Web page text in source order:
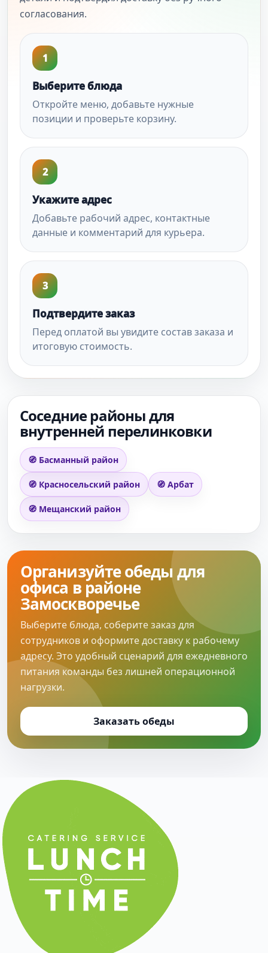
согласования.
1
Выберите блюда
Откройте меню, добавьте нужные
позиции и проверьте корзину.
2
Укажите адрес
Добавьте рабочий адрес, контактные
данные и комментарий для курьера.
3
Подтвердите заказ
Перед оплатой вы увидите состав заказа и
итоговую стоимость.
Соседние районы для
внутренней перелинковки
🧭 Басманный район
🧭 Красносельский район 🧭 Арбат
🧭 Мещанский район
Организуйте обеды для
офиса в районе
Замоскворечье
Выберите блюда, соберите заказ для
сотрудников и оформите доставку к рабочему
адресу. Это удобный сценарий для ежедневного
питания команды без лишней операционной
нагрузки.
Заказать обеды